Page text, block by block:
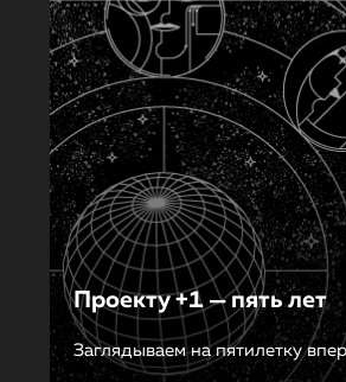
Проекту +1 — пять лет
Заглядываем на пятилетку